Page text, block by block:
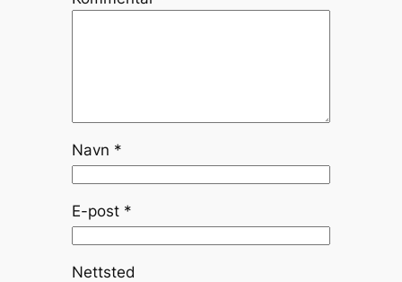
Navn *
E-post *
Nettsted